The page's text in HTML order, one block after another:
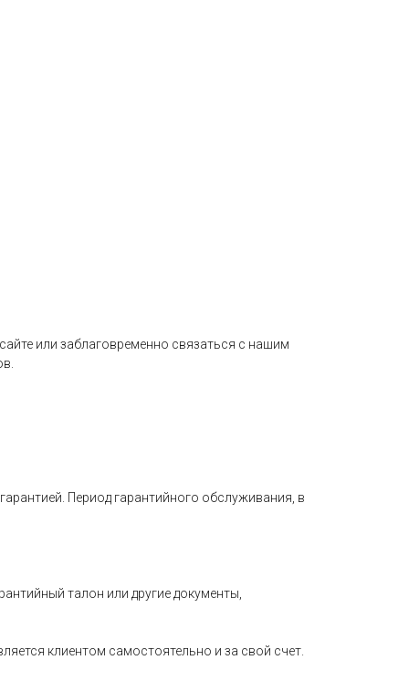
или заблаговременно связаться с нашим
Период гарантийного обслуживания, в
талон или другие документы,
клиентом самостоятельно и за свой счет.